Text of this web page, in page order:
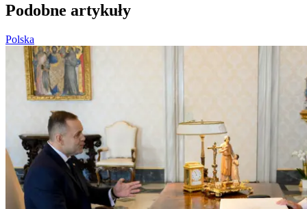
Podobne artykuły
Polska